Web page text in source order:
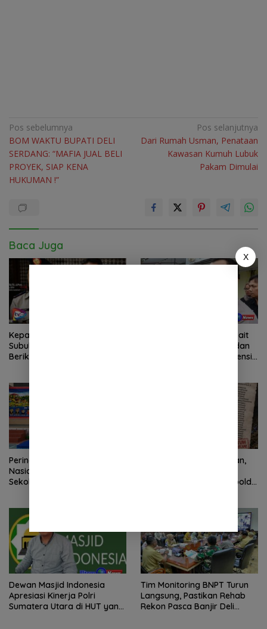
Navigasi
pos
Pos sebelumnya
BOM WAKTU BUPATI DELI
SERDANG: “MAFIA JUAL BELI
PROYEK, SIAP KENA
HUKUMAN !”
Pos selanjutnya
Dari Rumah Usman, Penataan
Kawasan Kumuh Lubuk
Pakam Dimulai
Baca Juga
Kepala BPN Kota
Subulussalam Diminta
Berikan Penjelasan
Kepastian
Laporan Wartawan Terkait
Dugaan Pengancaman dan
Pelarangan Liputan Diatensi
Peringatan Hari Anak
Nasional 2026 di Sejumlah
Sekolah Belum Sesuai
2 Minggu Tanpa Jawaban,
Gelar Aksi Damai Di Mapolda
Hermawan Bersikap Tegas .
Dewan Masjid Indonesia
Apresiasi Kinerja Polri
Sumatera Utara di HUT yang
Tim Monitoring BNPT Turun
Langsung, Pastikan Rehab
Rekon Pasca Banjir Deli
X